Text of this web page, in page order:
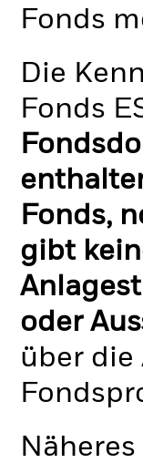
Fonds
Die
Fonds
Fonds,
gibt
oder
über die